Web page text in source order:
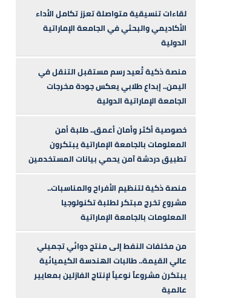
لقاءات تنسيقية متواصلة تعزز تكامل الأداء
الأكاديمي والبحثي في الجامعة الإماراتية
الدولية
منصة ذكية تُعيد رسم مستقبل التنقل في
اليمن.. إبداع طلابي يعكس جودة مخرجات
الجامعة الإماراتية الدولية
خصوصية أكثر وأمان أعمق.. طلبة أمن
المعلومات بالجامعة الإماراتية يبتكرون
تطبيق دردشة آمن يحمي بيانات المستخدمين
منصة ذكية لتنظيم الأفراح والمناسبات..
مشروع تخرج مبتكر لطلبة تكنولوجيا
المعلومات بالجامعة الإماراتية
من مخلفات النفط إلى منتج دوائي تجميلي
عالي القيمة.. طالبات الهندسة الكيميائية
يبتكرن مشروعاً نوعياً لإنتاج الفازلين بمعايير
عالمية